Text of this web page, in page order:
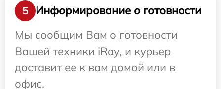
5
Информирование о готовности
Мы сообщим Вам о готовности
Вашей техники iRay, и курьер
доставит ее к вам домой или в
офис.